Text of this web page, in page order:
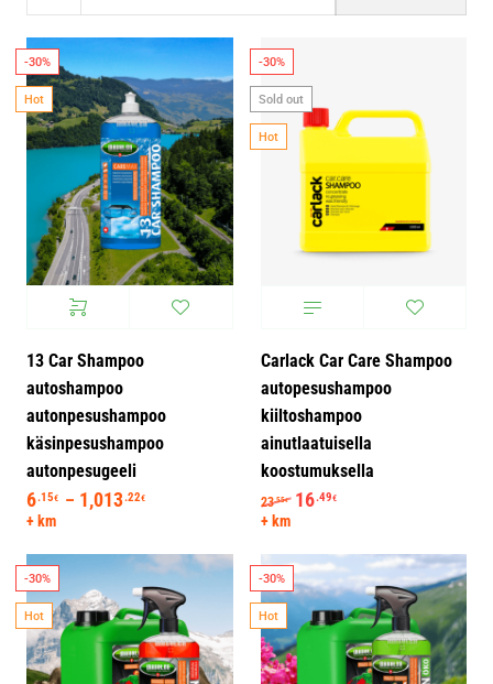
Gelcoatin-rutiinihuolto
Hajunpoisto
Moottoritilan suojaus
Nahan hoito ja suojaus
Nahan puhdistus
Näyttelyviimeistely
Ohjaamon huolto ja suojaus
Tiikkikannen puhdistus
-30%
Hot
13 Car Shampoo
autoshampoo
autonpesushampoo
käsinpesushampoo
autonpesugeeli
6.15€ – 1,013.22€ Hintaluokka: 6.15€ - 1,013.22€
+ km
-30%
Sold out
Hot
Carlack Car Care Shampoo
autopesushampoo
kiiltoshampoo
ainutlaatuisella
koostumuksella
23.55€ Alkuperäinen hinta oli:
16.49€
+ km
-30%
Hot
-30%
Hot